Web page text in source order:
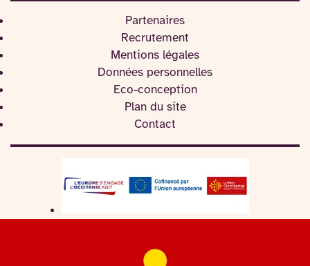
Partenaires
Recrutement
Mentions légales
Données personnelles
Eco-conception
Plan du site
Contact